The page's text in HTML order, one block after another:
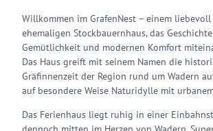
Willkommen im GrafenNest – einem
ehemaligen Stockbauernhaus, das
Gemütlichkeit und modernen Komfort
Das Haus greift mit seinem Namen die
Gräfinnenzeit der Region rund um Wadern
auf besondere Weise Naturidylle mit
Das Ferienhaus liegt ruhig in einer